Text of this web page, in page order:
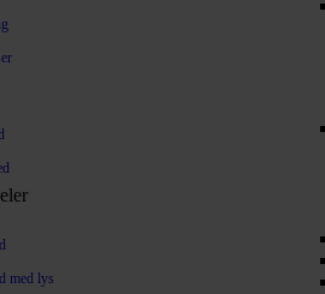
med lys